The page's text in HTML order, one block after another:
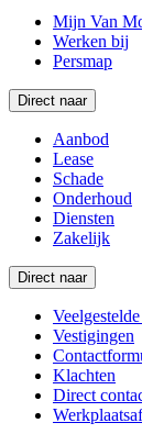
Mijn Van
Werken bij
Persmap
Direct naar
Aanbod
Lease
Schade
Onderhoud
Diensten
Zakelijk
Direct naar
Vestigingen
Klachten
Direct